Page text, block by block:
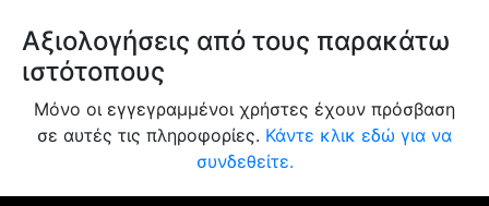
Αξιολογήσεις από τους παρακάτω
ιστότοπους
Μόνο οι εγγεγραμμένοι χρήστες έχουν πρόσβαση
σε αυτές τις πληροφορίες. Κάντε κλικ εδώ για να
συνδεθείτε.